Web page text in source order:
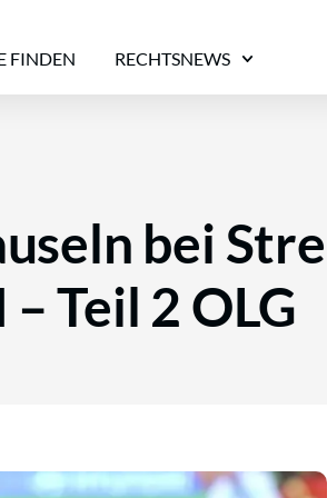
FINDEN RECHTSNEWS
bei
Teil 2 OLG